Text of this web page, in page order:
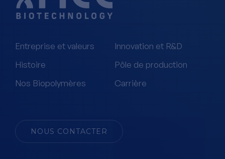
Entreprise et valeurs
Histoire
Nos Biopolymères
Innovation et R&D
Pôle de production
Carrière
NOUS CONTACTER